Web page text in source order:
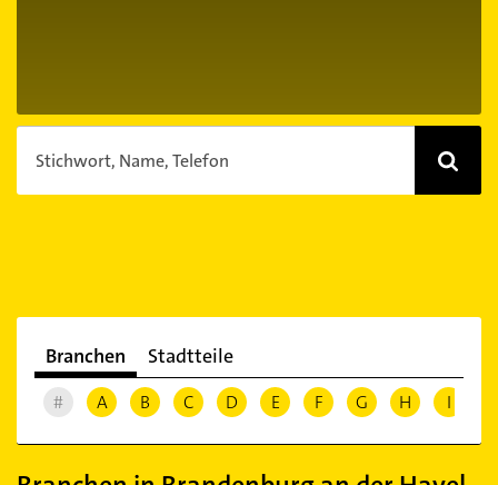
Stichwort, Name, Telefon
Branchen Stadtteile
# A B C D E F G H I